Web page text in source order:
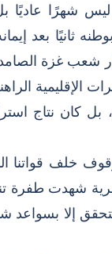
ليس شهرًا
ثانيًا بعد
شعب غزة
الإقليمية
كان نتاج
خلف قواتنا
شهدت
إلا بسواعد